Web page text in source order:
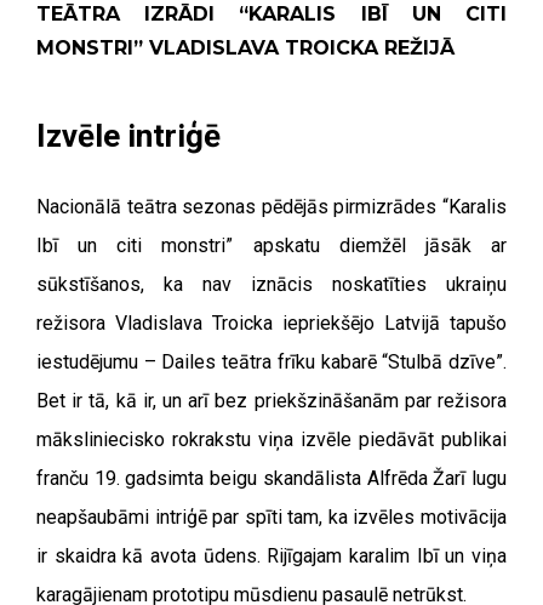
TEĀTRA IZRĀDI “KARALIS IBĪ UN CITI
MONSTRI” VLADISLAVA TROICKA REŽIJĀ
Izvēle intriģē
Nacionālā teātra sezonas pēdējās pirmizrādes “Karalis
Ibī un citi monstri” apskatu diemžēl jāsāk ar
sūkstīšanos, ka nav iznācis noskatīties ukraiņu
režisora Vladislava Troicka iepriekšējo Latvijā tapušo
iestudējumu – Dailes teātra frīku kabarē “Stulbā dzīve”.
Bet ir tā, kā ir, un arī bez priekšzināšanām par režisora
māksliniecisko rokrakstu viņa izvēle piedāvāt publikai
franču 19. gadsimta beigu skandālista Alfrēda Žarī lugu
neapšaubāmi intriģē par spīti tam, ka izvēles motivācija
ir skaidra kā avota ūdens. Rijīgajam karalim Ibī un viņa
karagājienam prototipu mūsdienu pasaulē netrūkst.